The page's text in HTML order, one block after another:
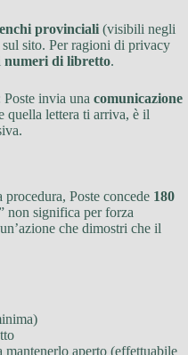
provinciali (visibili negli
sito. Per ragioni di privacy
numeri di libretto.
invia una comunicazione
quella lettera ti arriva, è il
Poste concede 180
non significa per forza
che dimostri che il
mantenerlo aperto (effettuabile